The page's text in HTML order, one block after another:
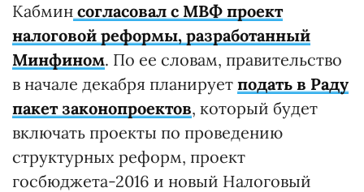
Кабмин согласовал с МВФ проект
налоговой реформы, разработанный
Минфином. По ее словам, правительство
в начале декабря планирует подать в Раду
пакет законопроектов, который будет
включать проекты по проведению
структурных реформ, проект
госбюджета-2016 и новый Налоговый